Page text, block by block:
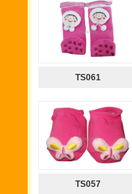
TS061
TS057